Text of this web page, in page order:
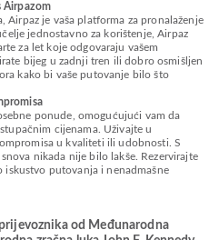
Airpazom
Airpaz je vaša platforma za pronalaženje
jednostavno za korištenje, Airpaz
za let koje odgovaraju vašem
bijeg u zadnji tren ili dobro osmišljen
kako bi vaše putovanje bilo što
ponude, omogućujući vam da
cijenama. Uživajte u
u kvaliteti ili udobnosti. S
nikada nije bilo lakše. Rezervirajte
iskustvo putovanja i nenadmašne
od Međunarodna